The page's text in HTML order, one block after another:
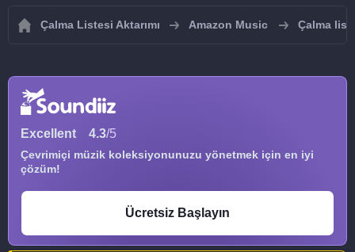
Çalma Listesi Aktarımı Amazon Music Çalma
Excellent 4.3/5
Çevrimiçi müzik koleksiyonunuzu yönetmek için en iyi
çözüm!
Ücretsiz Başlayın